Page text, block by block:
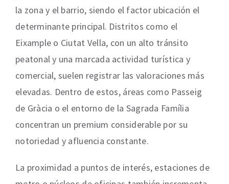
la zona y el barrio, siendo el factor ubicación el
determinante principal. Distritos como el
Eixample o Ciutat Vella, con un alto tránsito
peatonal y una marcada actividad turística y
comercial, suelen registrar las valoraciones más
elevadas. Dentro de estos, áreas como Passeig
de Gràcia o el entorno de la Sagrada Família
concentran un premium considerable por su
notoriedad y afluencia constante.
La proximidad a puntos de interés, estaciones de